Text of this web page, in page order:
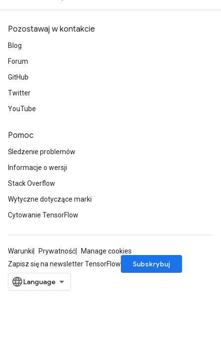
Pozostawaj w kontakcie
Blog
Forum
GitHub
Twitter
YouTube
Pomoc
Śledzenie problemów
Informacje o wersji
Stack Overflow
Wytyczne dotyczące marki
Cytowanie TensorFlow
Warunki Prywatność
Manage cookies
Zapisz się na newsletter TensorFlow
Subskrybuj